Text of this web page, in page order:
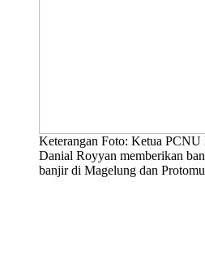
Keterangan Foto: Ketua
Danial Royyan memberikan
banjir di Magelung dan